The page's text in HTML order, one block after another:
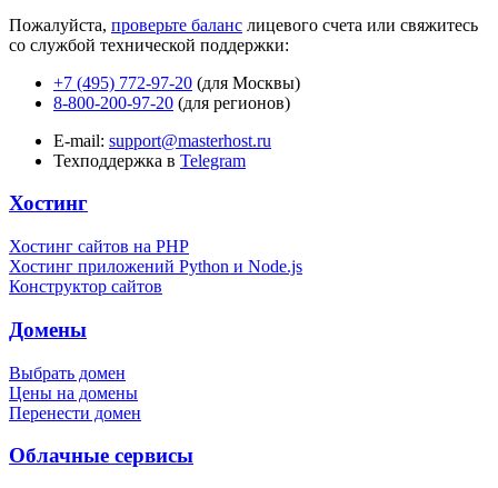
Пожалуйста, проверьте баланс лицевого счета или свяжитесь
со службой технической поддержки:
+7 (495) 772-97-20 (для Москвы)
8-800-200-97-20 (для регионов)
E-mail: support@masterhost.ru
Техподдержка в Telegram
Хостинг
Хостинг сайтов на PHP
Хостинг приложений Python и Node.js
Конструктор сайтов
Домены
Выбрать домен
Цены на домены
Перенести домен
Облачные сервисы